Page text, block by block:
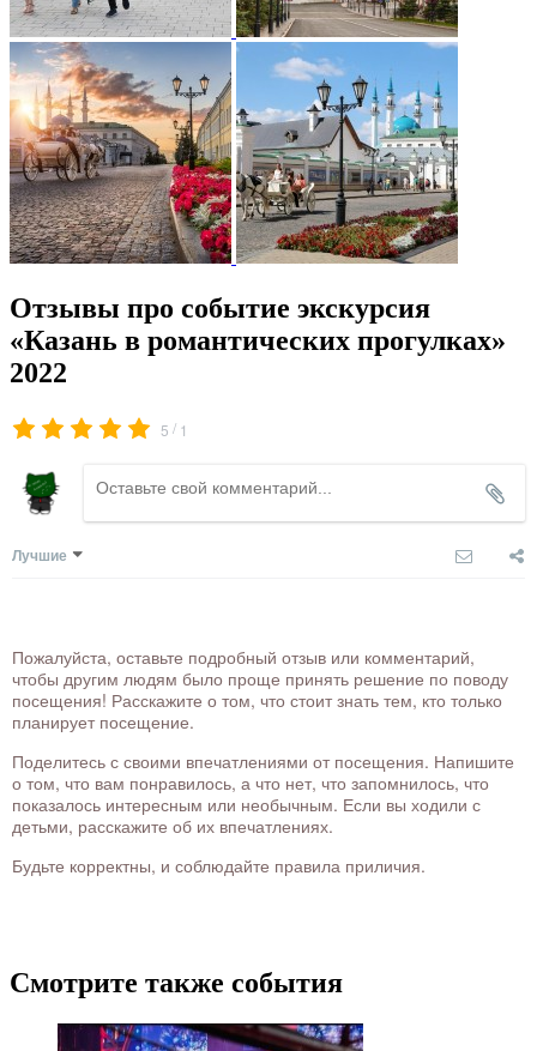
Отзывы про событие экскурсия
«Казань в романтических прогулках»
2022
5 / 1
Лучшие
Пожалуйста, оставьте подробный отзыв или комментарий,
чтобы другим людям было проще принять решение по поводу
посещения! Расскажите о том, что стоит знать тем, кто только
планирует посещение.
Поделитесь с своими впечатлениями от посещения. Напишите
о том, что вам понравилось, а что нет, что запомнилось, что
показалось интересным или необычным. Если вы ходили с
детьми, расскажите об их впечатлениях.
Будьте корректны, и соблюдайте правила приличия.
Смотрите также события